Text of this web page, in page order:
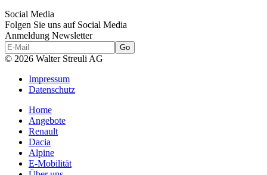
Social Media
Folgen Sie uns auf Social Media
Anmeldung Newsletter
© 2026 Walter Streuli AG
Impressum
Datenschutz
Home
Angebote
Renault
Dacia
Alpine
E-Mobilität